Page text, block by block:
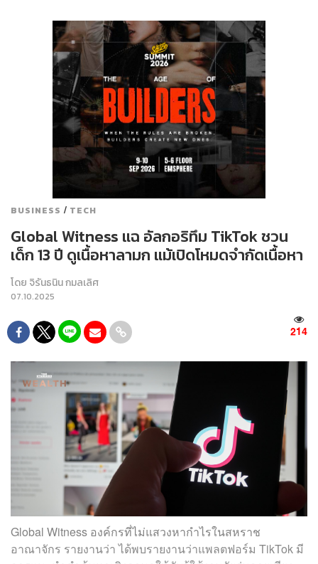
BUSINESS / TECH
Global Witness แฉ อัลกอริทึม TikTok ชวน
เด็ก 13 ปี ดูเนื้อหาลามก แม้เปิดโหมดจำกัดเนื้อหา
โดย จิรันธนิน กมลเลิศ
07.10.2025
214
Global Witness องค์กรที่ไม่แสวงหากำไรในสหราช
อาณาจักร รายงานว่า ได้พบรายงานว่าแพลตฟอร์ม TikTok มี